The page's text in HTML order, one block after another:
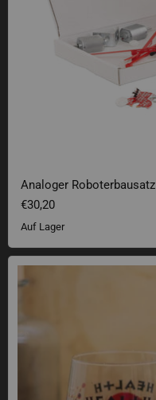
Analoger Roboterbausatz
€30,20
Auf Lager